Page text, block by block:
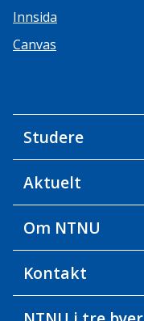
Innsida
Canvas
Studere
Aktuelt
Om NTNU
Kontakt